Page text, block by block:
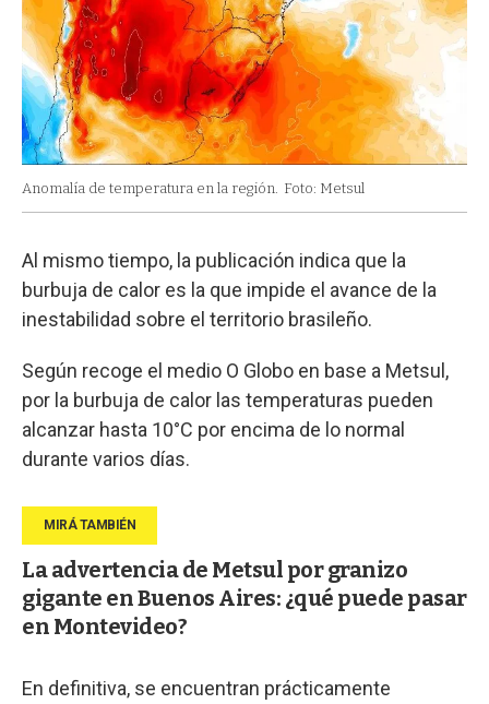
Anomalía de temperatura en la región. Foto: Metsul
Al mismo tiempo, la publicación indica que la
burbuja de calor es la que impide el avance de la
inestabilidad sobre el territorio brasileño.
Según recoge el medio O Globo en base a Metsul,
por la burbuja de calor las temperaturas pueden
alcanzar hasta 10°C por encima de lo normal
durante varios días.
La advertencia de Metsul por granizo
gigante en Buenos Aires: ¿qué puede pasar
en Montevideo?
En definitiva, se encuentran prácticamente